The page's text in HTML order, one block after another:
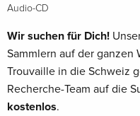
Audio-CD
Wir suchen für Dich!
Sammlern auf der ganzen
Trouvaille in die Schweiz
Recherche-Team auf die
kostenlos.